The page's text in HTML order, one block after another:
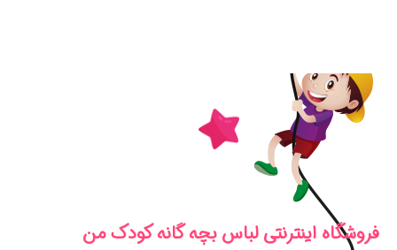
فروشگاه اینترنتی لباس بچه گانه کودک من